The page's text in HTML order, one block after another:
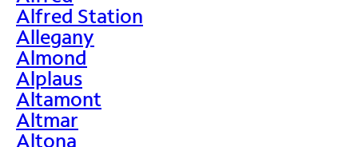
Alfred Station
Allegany
Almond
Alplaus
Altamont
Altmar
Altona